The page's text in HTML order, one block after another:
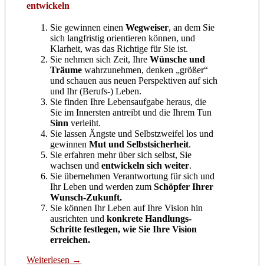
entwickeln
Sie gewinnen einenWegweiser, an dem Sie
sich langfristig orientieren können, und
Klarheit, was das Richtige für Sie ist.
Sie nehmen sich Zeit, IhreWünsche und
Träume wahrzunehmen, denken „größer“
und schauen aus neuen Perspektiven auf sich
und Ihr (Berufs-) Leben.
Sie finden Ihre Lebensaufgabe heraus, die
Sie im Innersten antreibt und die Ihrem Tun
Sinn verleiht.
Sie lassen Ängste und Selbstzweifel los und
gewinnenMut und Selbstsicherheit.
Sie erfahren mehr über sich selbst, Sie
wachsen undentwickeln sich weiter.
Sie übernehmen Verantwortung für sich und
Ihr Leben und werden zumSchöpfer Ihrer
Wunsch-Zukunft.
Sie können Ihr Leben auf Ihre Vision hin
ausrichten undkonkrete Handlungs-
Schritte festlegen, wie Sie Ihre Vision
erreichen.
Weiterlesen →